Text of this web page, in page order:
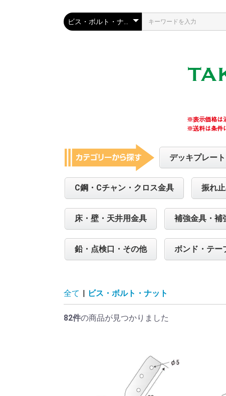
デッキプレート
C鋼・Cチャン・クロス金具 振れ
床・壁・天井用金具 補強金具・補
鉛・点検口・その他 ボンド・テー
全て | ビス・ボルト・ナット
82件の商品が見つかりました